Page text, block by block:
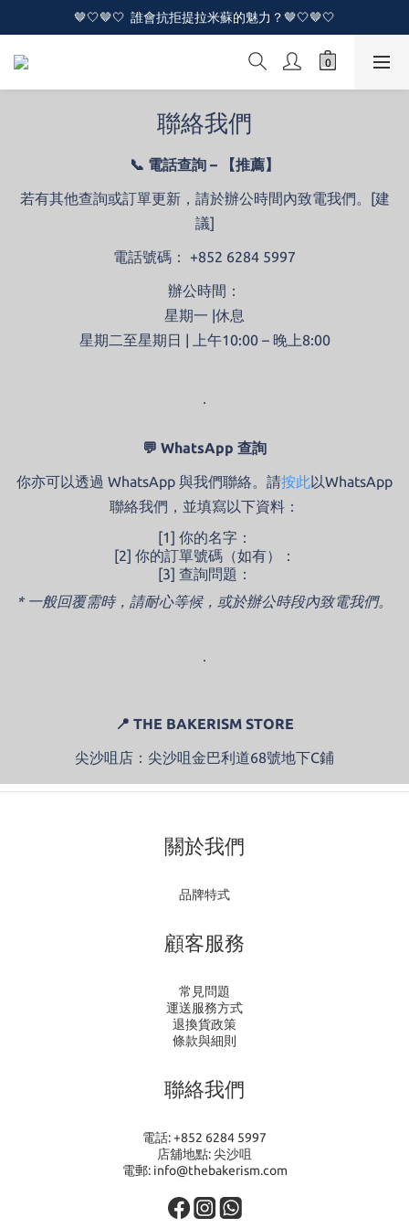
🤎🤍🤎🤍  誰會抗拒提拉米蘇的魅力？🤎🤍🤎🤍
🤎🤍🤎🤍  誰會抗拒提拉米蘇的魅力？🤎🤍🤎🤍
🔥🔥 全新裸蛋糕係列登場啦！🔥🔥
🤎🤍🤎🤍  誰會抗拒提拉米蘇的魅力？🤎🤍🤎🤍
聯絡我們
📞 電話查詢 – 【推薦】
若有其他查詢或訂單更新，請於辦公時間內致電我們。[建
議]
電話號碼： +852 6284 5997
辦公時間：
星期一 |休息
星期二至星期日 | 上午10:00 – 晚上8:00
．
💬 WhatsApp 查詢
你亦可以透過 WhatsApp 與我們聯絡。 請按此以WhatsApp
聯絡我們，並填寫以下資料：
[1] 你的名字：
[2] 你的訂單號碼（如有）：
[3] 查詢問題：
* 一般回覆需時，請耐心等候，或於辦公時段內致電我們。
．
📍 THE BAKERISM STORE
尖沙咀店：尖沙咀金巴利道68號地下C鋪
關於我們
品牌特式
顧客服務
常見問題
運送服務方式
退換貨政策
條款與細則
聯絡我們
電話: +852 6284 5997
店舖地點: 尖沙咀
電郵: info@thebakerism.com